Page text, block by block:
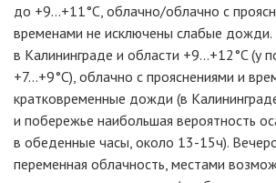
до +9...+11°C, облачно/облачно с
временами не исключены слабые
в Калининграде и области +9...+12°C (у
+7...+9°C), облачно с прояснениями и
кратковременные дожди (в
и побережье наибольшая вероятность
в обеденные часы, около 13-15ч).
переменная облачность, местами